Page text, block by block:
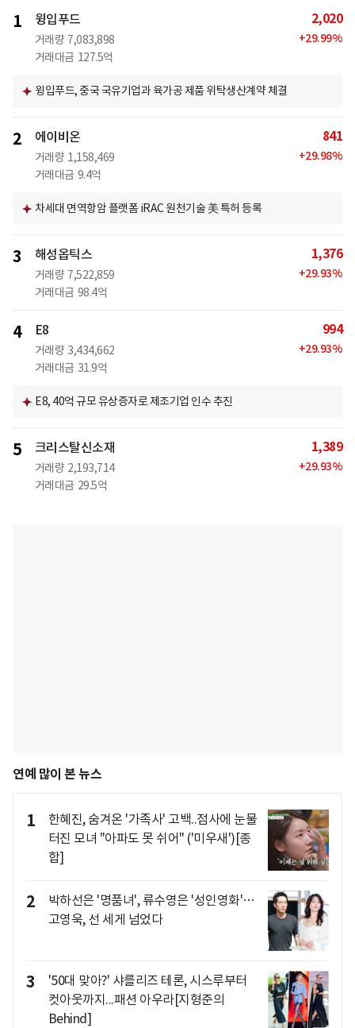
1 윙입푸드
거래량 7,083,898
거래대금 127.5억
2,020
+29.99%
윙입푸드, 중국 국유기업과 육가공 제품 위탁생산계약 체결
2 에이비온
거래량 1,158,469
거래대금 9.4억
841
+29.98%
차세대 면역항암 플랫폼 iRAC 원천기술 美 특허 등록
3 해성옵틱스
거래량 7,522,859
거래대금 98.4억
1,376
+29.93%
4 E8
거래량 3,434,662
거래대금 31.9억
994
+29.93%
E8, 40억 규모 유상증자로 제조기업 인수 추진
5 크리스탈신소재
거래량 2,193,714
거래대금 29.5억
1,389
+29.93%
연예 많이 본 뉴스
1
한혜진, 숨겨온 '가족사' 고백..점사에 눈물
터진 모녀 "아파도 못 쉬어" ('미우새')[종
합]
2
박하선은 '명품녀', 류수영은 '성인영화'…
고영욱, 선 세게 넘었다
3
'50대 맞아?' 샤를리즈 테론, 시스루부터
컷아웃까지...패션 아우라[지형준의
Behind]